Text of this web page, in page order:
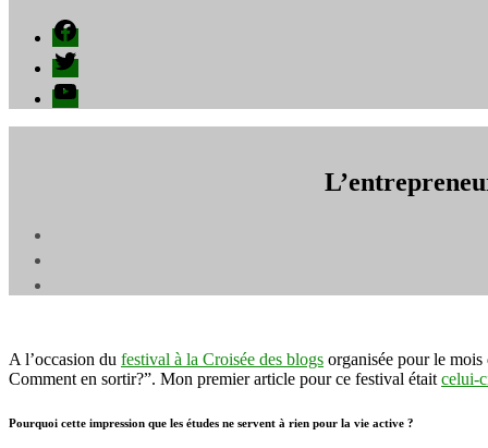
Facebook
Twitter
YouTube
A l’occasion du festival à la Croisée des blogs organisée pour le
Comment en sortir?”. Mon premier article pour ce festival était celui-
Pourquoi cette impression que les études ne servent à rien pour la vie active ?